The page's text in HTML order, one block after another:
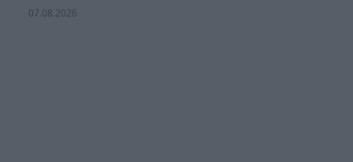
07.08.2026